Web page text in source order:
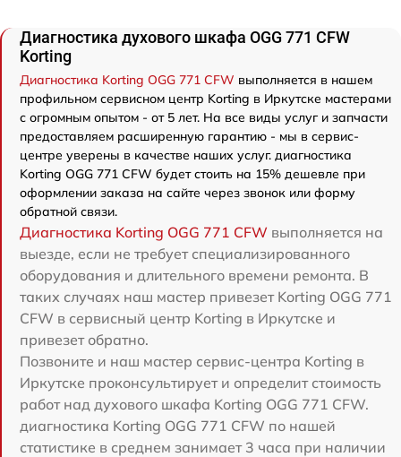
Диагностика духового шкафа OGG 771 CFW
Korting
Диагностика Korting OGG 771 CFW выполняется в нашем
профильном сервисном центр Korting в Иркутске мастерами
с огромным опытом - от 5 лет. На все виды услуг и запчасти
предоставляем расширенную гарантию - мы в сервис-
центре уверены в качестве наших услуг. диагностика
Korting OGG 771 CFW будет стоить на 15% дешевле при
оформлении заказа на сайте через звонок или форму
обратной связи.
Диагностика Korting OGG 771 CFW выполняется на
выезде, если не требует специализированного
оборудования и длительного времени ремонта. В
таких случаях наш мастер привезет Korting OGG 771
CFW в сервисный центр Korting в Иркутске и
привезет обратно.
Позвоните и наш мастер сервис-центра Korting в
Иркутске проконсультирует и определит стоимость
работ над духового шкафа Korting OGG 771 CFW.
диагностика Korting OGG 771 CFW по нашей
статистике в среднем занимает 3 часа при наличии